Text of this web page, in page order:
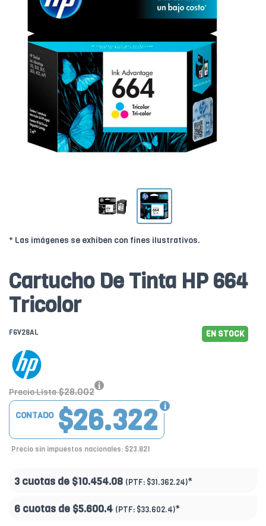
* Las imágenes se exhiben con fines ilustrativos.
Cartucho De Tinta HP 664
Tricolor
F6V28AL EN STOCK
Precio Lista $28.002
$26.322
CONTADO
Precio sin impuestos nacionales: $23.821
3 cuotas de $10.454.08 (PTF: $31.362.24)*
6 cuotas de $5.600.4 (PTF: $33.602.4)*